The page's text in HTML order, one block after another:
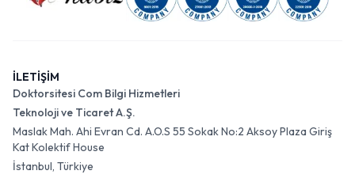
İLETİŞİM
Doktorsitesi Com Bilgi Hizmetleri
Teknoloji ve Ticaret A.Ş.
Maslak Mah. Ahi Evran Cd. A.O.S 55 Sokak No:2 Aksoy Plaza Giriş
Kat Kolektif House
İstanbul, Türkiye